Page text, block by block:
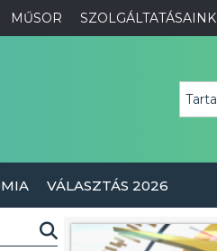
MŰSOR SZOLGÁLTATÁSAINK
VÁLASZTÁS 2026